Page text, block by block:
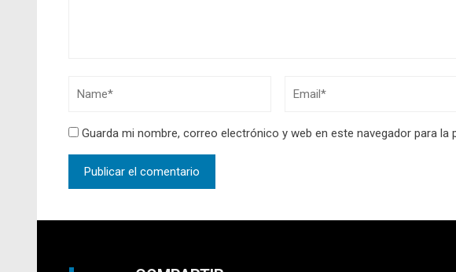
Guarda mi nombre, correo electrónico y web en este navegador para la